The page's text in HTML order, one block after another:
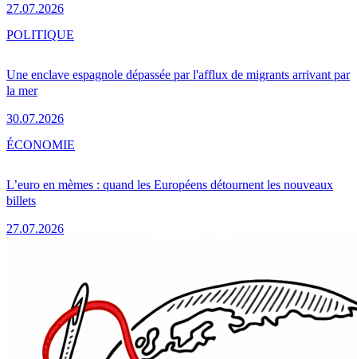
27.07.2026
Une enclave espagnole dépassée par l'afflux de migrants arrivant par
la mer
30.07.2026
POLITIQUE
L’euro en mèmes : quand les Européens détournent les nouveaux
billets
27.07.2026
ÉCONOMIE